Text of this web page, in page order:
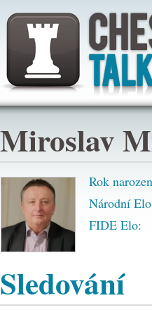
Miroslav
Rok
Národní
FIDE Elo:
Sledování